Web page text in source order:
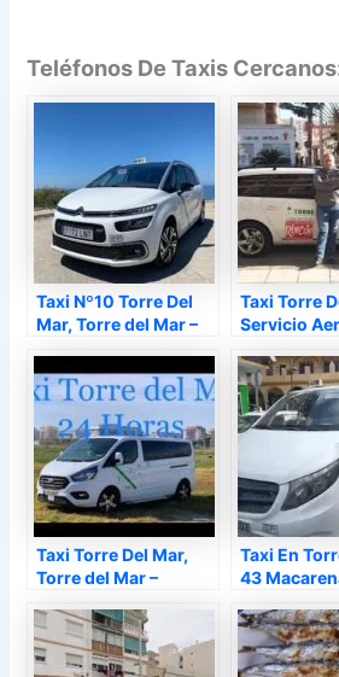
Teléfonos De Taxis
Taxi Nº10 Torre Del
Mar, Torre del Mar –
Taxi Torre
Servicio
Málaga
Taxi Torre Del Mar,
Torre del Mar –
Taxi En
43
Horas |
Torre Del
del Mar –